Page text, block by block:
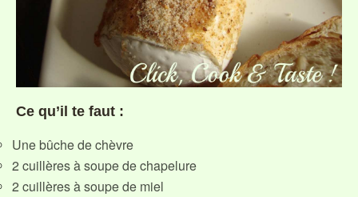
Ce qu’il te faut :
Une bûche de chèvre
2 cuillères à soupe de chapelure
2 cuillères à soupe de miel